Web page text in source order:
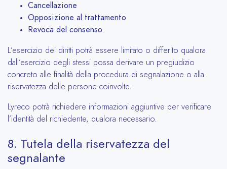
Cancellazione
Opposizione al trattamento
Revoca del consenso
L’esercizio dei diritti potrà essere limitato o differito qualora
dall’esercizio degli stessi possa derivare un pregiudizio
concreto alle finalità della procedura di segnalazione o alla
riservatezza delle persone coinvolte.
Lyreco potrà richiedere informazioni aggiuntive per verificare
l’identità del richiedente, qualora necessario.
8. Tutela della riservatezza del
segnalante